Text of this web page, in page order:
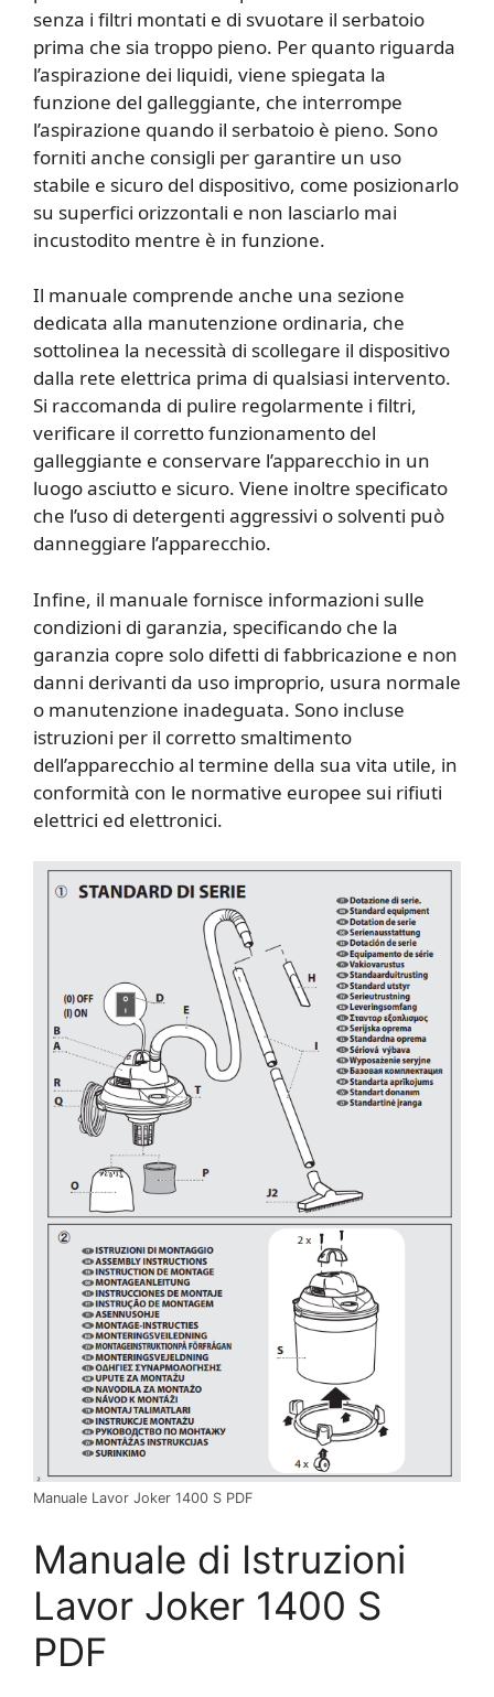
senza i filtri montati e di svuotare il serbatoio
prima che sia troppo pieno. Per quanto riguarda
l’aspirazione dei liquidi, viene spiegata la
funzione del galleggiante, che interrompe
l’aspirazione quando il serbatoio è pieno. Sono
forniti anche consigli per garantire un uso
stabile e sicuro del dispositivo, come posizionarlo
su superfici orizzontali e non lasciarlo mai
incustodito mentre è in funzione.
Il manuale comprende anche una sezione
dedicata alla manutenzione ordinaria, che
sottolinea la necessità di scollegare il dispositivo
dalla rete elettrica prima di qualsiasi intervento.
Si raccomanda di pulire regolarmente i filtri,
verificare il corretto funzionamento del
galleggiante e conservare l’apparecchio in un
luogo asciutto e sicuro. Viene inoltre specificato
che l’uso di detergenti aggressivi o solventi può
danneggiare l’apparecchio.
Infine, il manuale fornisce informazioni sulle
condizioni di garanzia, specificando che la
garanzia copre solo difetti di fabbricazione e non
danni derivanti da uso improprio, usura normale
o manutenzione inadeguata. Sono incluse
istruzioni per il corretto smaltimento
dell’apparecchio al termine della sua vita utile, in
conformità con le normative europee sui rifiuti
elettrici ed elettronici.
Manuale Lavor Joker 1400 S PDF
Manuale di Istruzioni
Lavor Joker 1400 S
PDF